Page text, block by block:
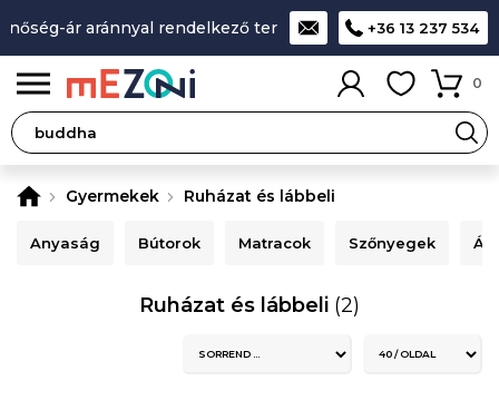
ár aránnyal rendelkező termékek A legjobb design-
+36 13 237 534
0
Gyermekek Ruházat és lábbeli
Anyaság Bútorok Matracok Szőnyegek
Ruházat és lábbeli (2)